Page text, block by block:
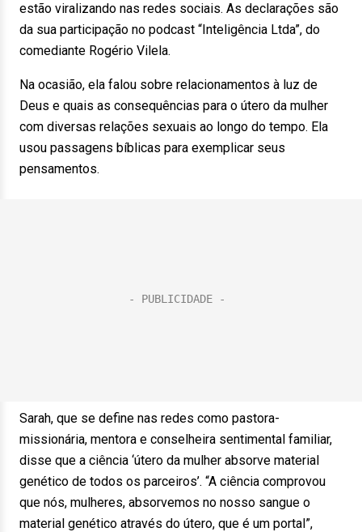
estão viralizando nas redes sociais. As declarações são
da sua participação no podcast “Inteligência Ltda”, do
comediante Rogério Vilela.
Na ocasião, ela falou sobre relacionamentos à luz de
Deus e quais as consequências para o útero da mulher
com diversas relações sexuais ao longo do tempo. Ela
usou passagens bíblicas para exemplicar seus
pensamentos.
Sarah, que se define nas redes como pastora-
missionária, mentora e conselheira sentimental familiar,
disse que a ciência ‘útero da mulher absorve material
genético de todos os parceiros’. “A ciência comprovou
que nós, mulheres, absorvemos no nosso sangue o
material genético através do útero, que é um portal”,